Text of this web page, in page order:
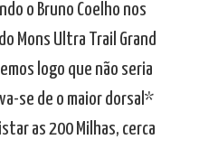
o Bruno Coelho nos
Mons Ultra Trail Grand
logo que não seria
se de o maior dorsal*
as 200 Milhas, cerca